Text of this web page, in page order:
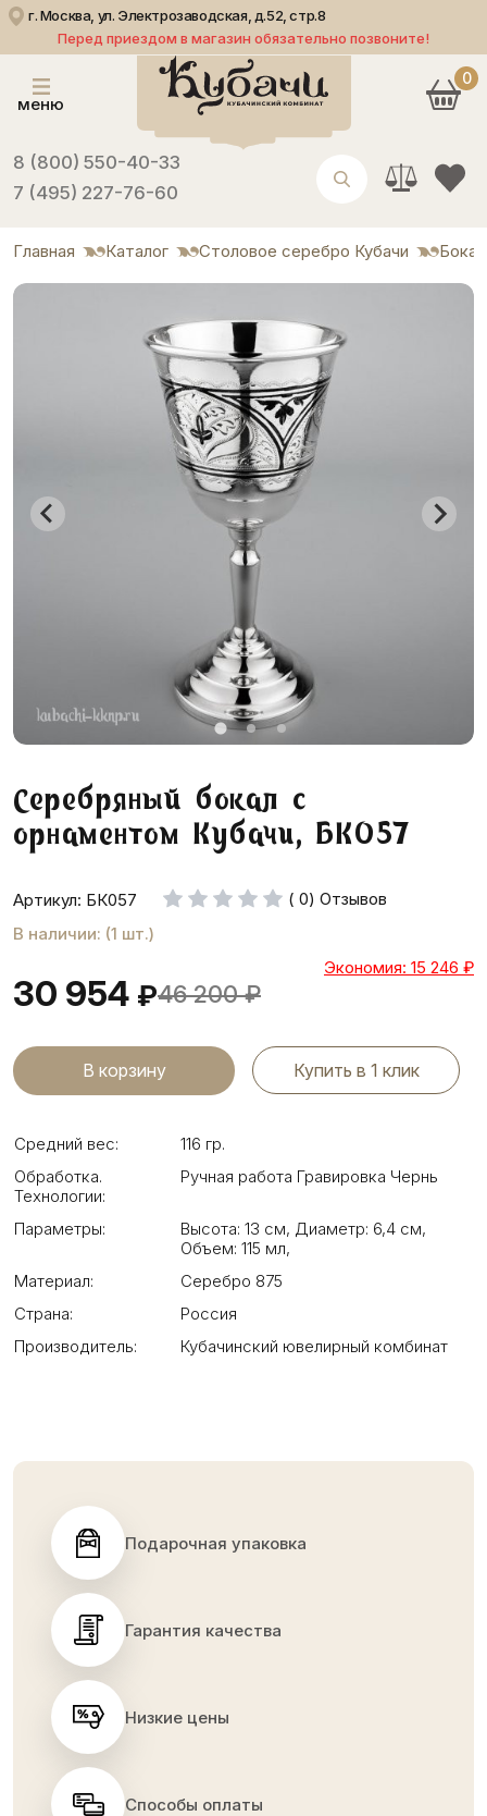
г. Москва, ул. Электрозаводская, д.52, стр.8
Перед приездом в магазин обязательно позвоните!
меню
8 (800) 550-40-33
7 (495) 227-76-60
0
Главная Каталог Столовое серебро Кубачи
Серебряный бокал с
орнаментом Кубачи, БК057
Артикул: БК057
( 0) Отзывов
В наличии: (1 шт.)
30 954 ₽46 200 ₽
Экономия: 15 246 ₽
Купить в 1 клик
Средний вес:
116 гр.
Обработка.
Технологии:
Ручная работа Гравировка Чернь
Параметры: Высота: 13 см, Диаметр: 6,4 см,
Объем: 115 мл,
Материал:
Серебро 875
Страна:
Россия
Производитель:
Кубачинский ювелирный комбинат
Подарочная упаковка
Гарантия качества
Низкие цены
Способы оплаты